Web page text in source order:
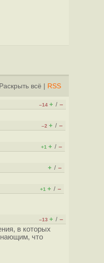
Раскрыть всё RSS
–14 + / –
–2 + / –
+1 + / –
+ / –
+1 + / –
–13 + / –
в которых
что